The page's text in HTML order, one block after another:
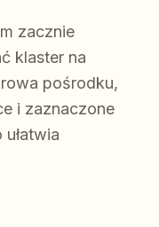
zacznie
klaster na
pośrodku,
i zaznaczone